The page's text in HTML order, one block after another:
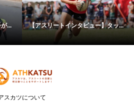
... 【アスリートインタビュー】タッ...
スカツについて